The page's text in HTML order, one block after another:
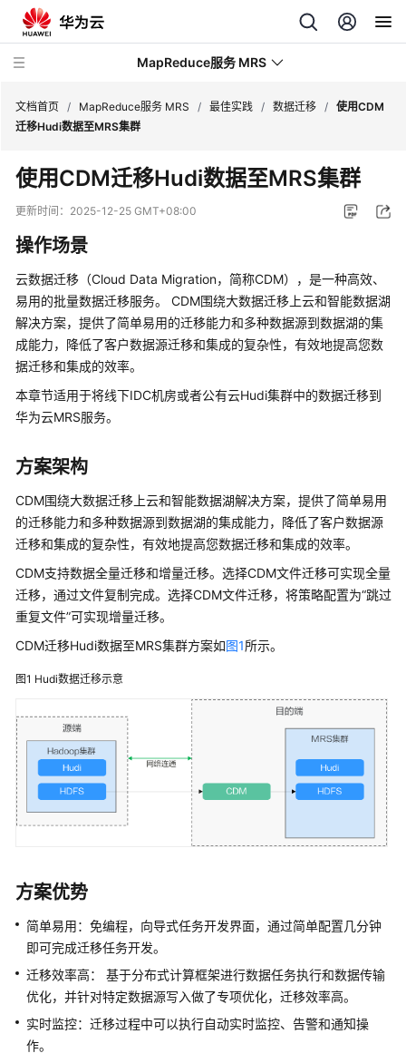
MapReduce服务 MRS
新
动
务
公
告
产
品
介
绍
计
说
明
快
速
入
用
组
操
（LTS
组
件
操
作
指
南
文档首页 / MapReduce服务 MRS / 最佳实践 / 数据迁移 / 使用CDM
迁移Hudi数据至MRS集群
使用CDM迁移Hudi数据至MRS集群
更新时间： 2025-12-25 GMT+08:00
操作场景
云数据迁移（Cloud Data Migration，简称CDM），是一种高效、
易用的批量数据迁移服务。 CDM围绕大数据迁移上云和智能数据湖
解决方案，提供了简单易用的迁移能力和多种数据源到数据湖的集
成能力，降低了客户数据源迁移和集成的复杂性，有效地提高您数
据迁移和集成的效率。
本章节适用于将线下IDC机房或者公有云Hudi集群中的数据迁移到
华为云MRS服务。
方案架构
CDM围绕大数据迁移上云和智能数据湖解决方案，提供了简单易用
的迁移能力和多种数据源到数据湖的集成能力，降低了客户数据源
迁移和集成的复杂性，有效地提高您数据迁移和集成的效率。
CDM支持数据全量迁移和增量迁移。选择CDM文件迁移可实现全量
迁移，通过文件复制完成。选择CDM文件迁移，将策略配置为“跳过
重复文件”可实现增量迁移。
CDM迁移Hudi数据至MRS集群方案如图1所示。
图1 Hudi数据迁移示意
方案优势
简单易用：免编程，向导式任务开发界面，通过简单配置几分钟
即可完成迁移任务开发。
迁移效率高： 基于分布式计算框架进行数据任务执行和数据传输
优化，并针对特定数据源写入做了专项优化，迁移效率高。
实时监控：迁移过程中可以执行自动实时监控、告警和通知操
作。